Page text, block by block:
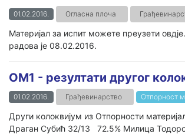
01.02.2016. Огласна плоча
Материјал за испит можете преузети
радова је 08.02.2016.
ОМ1 - резултати другог
01.02.2016. Грађевинарство Отпорност
Други колоквијум из Отпорности
Драган Субић 32/13 72.5% Милица